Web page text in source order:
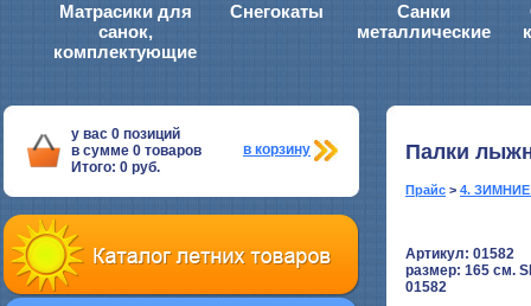
Матрасики для
санок,
комплектующие
Снегокаты
Санки
металлические
у вас 0 позиций
в сумме 0 товаров
Итого: 0 руб.
в корзину Палки
Прайс > 4.
Артикул: 01582
размер: 165 см.
01582